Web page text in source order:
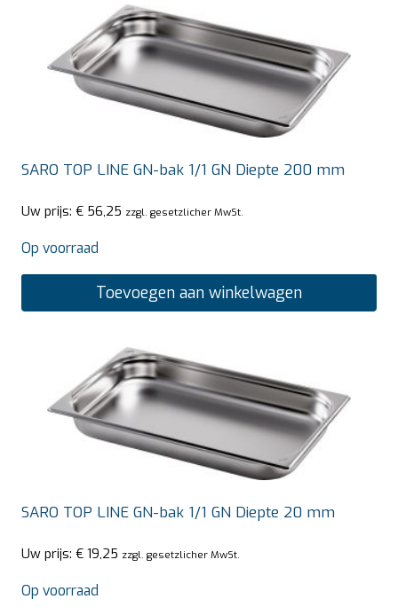
SARO TOP LINE GN-bak 1/1 GN Diepte 200 mm
Uw prijs: € 56,25 zzgl. gesetzlicher MwSt.
Op voorraad
Toevoegen aan winkelwagen
SARO TOP LINE GN-bak 1/1 GN Diepte 20 mm
Uw prijs: € 19,25 zzgl. gesetzlicher MwSt.
Op voorraad